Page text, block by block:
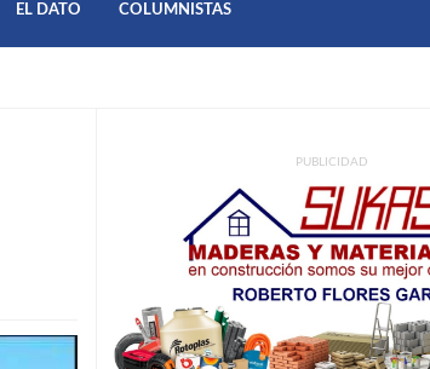
EL DATO COLUMNISTAS
PUBLICIDAD